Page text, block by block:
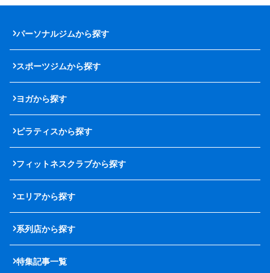
パーソナルジムから探す
スポーツジムから探す
ヨガから探す
ピラティスから探す
フィットネスクラブから探す
エリアから探す
系列店から探す
特集記事一覧